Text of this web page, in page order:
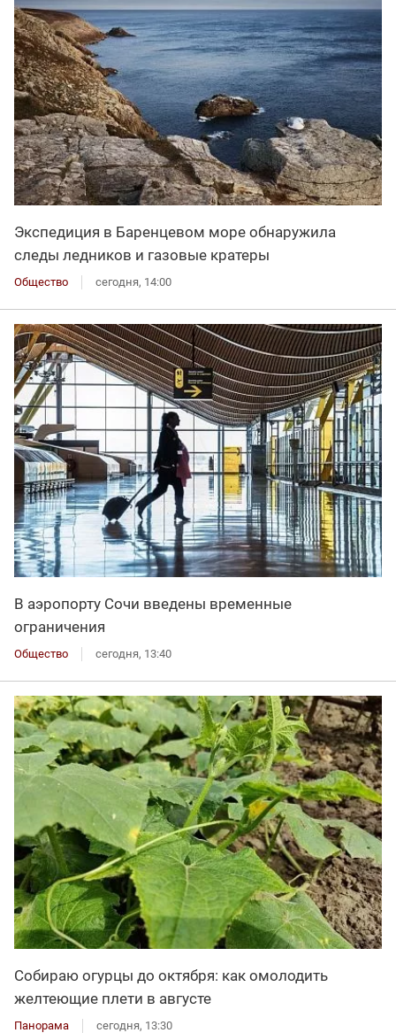
Экспедиция в Баренцевом море обнаружила
следы ледников и газовые кратеры
Общество сегодня, 14:00
В аэропорту Сочи введены временные
ограничения
Общество сегодня, 13:40
Собираю огурцы до октября: как омолодить
желтеющие плети в августе
Панорама сегодня, 13:30